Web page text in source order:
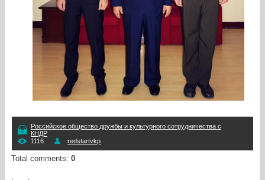
Российское общество дружбы и культурного сотрудничества с
КНДР
1116
redstartvkp
Total comments: 0